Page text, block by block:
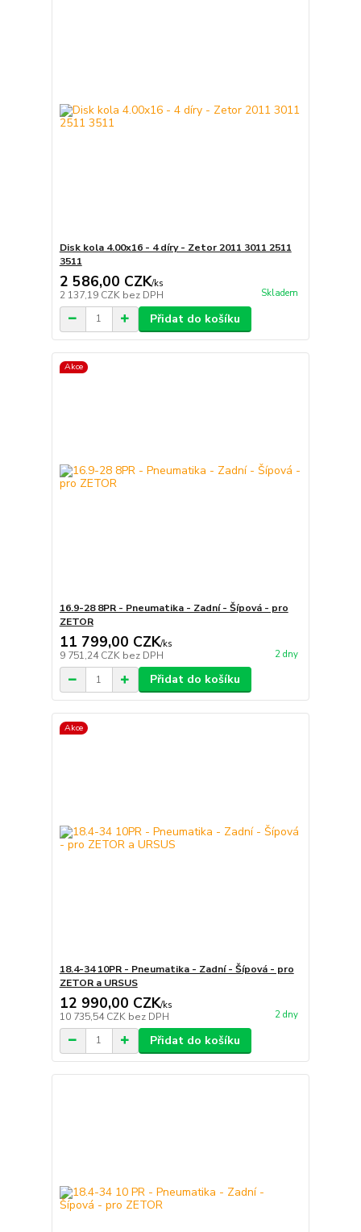
Disk kola 4.00x16 - 4 díry - Zetor 2011 3011 2511
3511
2 586,00 CZK/ks
2 137,19 CZK bez DPH Skladem
Přidat do košíku
Akce
16.9-28 8PR - Pneumatika - Zadní - Šípová - pro
ZETOR
11 799,00 CZK/ks
9 751,24 CZK bez DPH 2 dny
Přidat do košíku
Akce
18.4-34 10PR - Pneumatika - Zadní - Šípová - pro
ZETOR a URSUS
12 990,00 CZK/ks
10 735,54 CZK bez DPH 2 dny
Přidat do košíku